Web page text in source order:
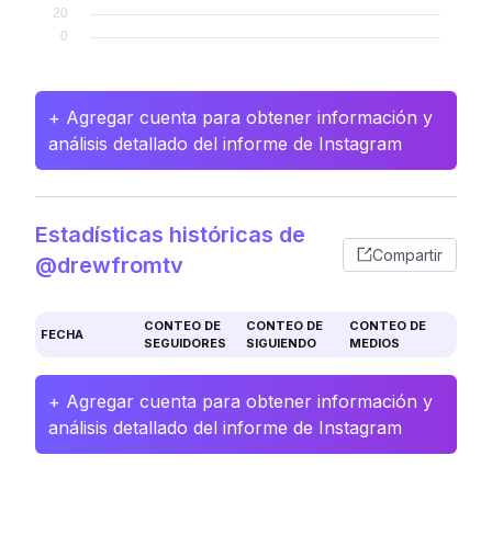
+ Agregar cuenta para obtener información y
análisis detallado del informe de Instagram
Estadísticas históricas de
@drewfromtv
Compartir
FECHA
CONTEO DE
SEGUIDORES
CONTEO DE
SIGUIENDO
CONTEO DE
MEDIOS
+ Agregar cuenta para obtener información y
análisis detallado del informe de Instagram